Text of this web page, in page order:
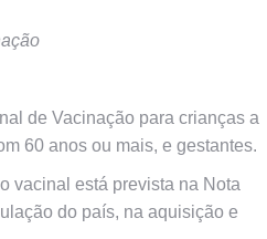
de Vacinação para crianças a
60 anos ou mais, e gestantes.
vacinal está prevista na Nota
do país, na aquisição e